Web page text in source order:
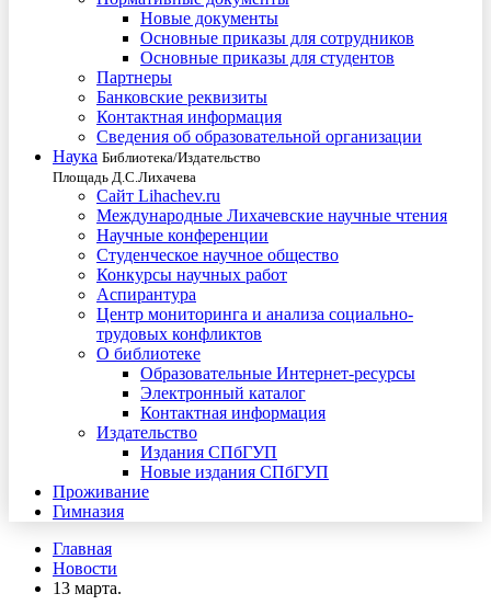
Новые документы
Основные приказы для сотрудников
Основные приказы для студентов
Партнеры
Банковские реквизиты
Контактная информация
Сведения об образовательной организации
Наука Библиотека/Издательство
Площадь Д.С.Лихачева
Сайт Lihachev.ru
Международные Лихачевские научные чтения
Научные конференции
Студенческое научное общество
Конкурсы научных работ
Аспирантура
Центр мониторинга и анализа социально-
трудовых конфликтов
О библиотеке
Образовательные Интернет-ресурсы
Электронный каталог
Контактная информация
Издательство
Издания СПбГУП
Новые издания СПбГУП
Проживание
Гимназия
Главная
Новости
13 марта.